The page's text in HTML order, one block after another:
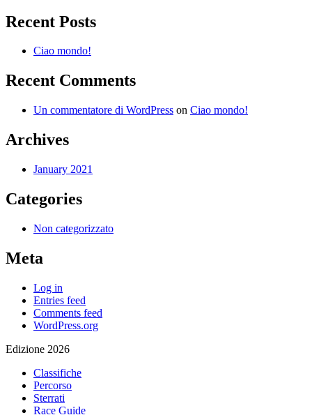
Recent Posts
Ciao mondo!
Recent Comments
Un commentatore di WordPress on Ciao mondo!
Archives
January 2021
Categories
Non categorizzato
Meta
Log in
Entries feed
Comments feed
WordPress.org
Edizione 2026
Classifiche
Percorso
Sterrati
Race Guide